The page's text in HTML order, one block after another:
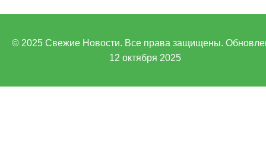
© 2025 Свежие Новости. Все права защищены.
12 октября 2025